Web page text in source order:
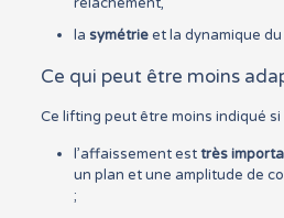
relâchement,
la symétrieet la dynamique
Ce qui peut être moins
Ce lifting peut être moins indiqué si
l’affaissement esttrès
un plan et une amplitude de
;